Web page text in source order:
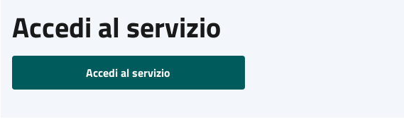
Accedi al servizio
Accedi al servizio